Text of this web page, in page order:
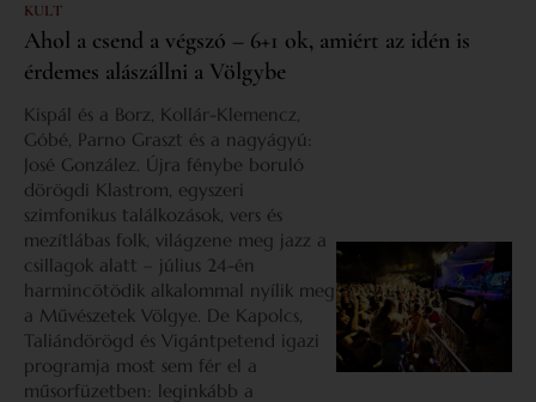
KULT
Ahol a csend a végszó – 6+1 ok, amiért az idén is
érdemes alászállni a Völgybe
Kispál és a Borz, Kollár-Klemencz,
Góbé, Parno Graszt és a nagyágyú:
José González. Újra fénybe boruló
dörögdi Klastrom, egyszeri
szimfonikus találkozások, vers és
mezítlábas folk, világzene meg jazz a
csillagok alatt – július 24-én
harmincötödik alkalommal nyílik meg
a Művészetek Völgye. De Kapolcs,
Taliándörögd és Vigántpetend igazi
programja most sem fér el a
műsorfüzetben: leginkább a